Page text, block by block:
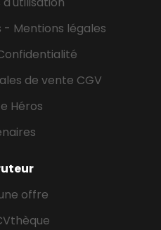
ensemble dans un...
- Mentions légales
de vente CGV
Héros
offre